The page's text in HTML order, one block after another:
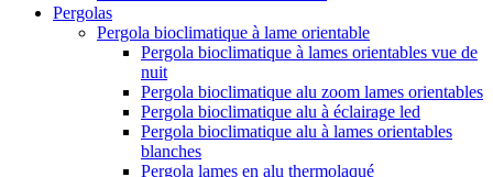
Pergolas
Pergola bioclimatique à lame orientable
Pergola bioclimatique à lames orientables vue de
nuit
Pergola bioclimatique alu zoom lames orientables
Pergola bioclimatique alu à éclairage led
Pergola bioclimatique alu à lames orientables
blanches
Pergola lames en alu thermolaqué